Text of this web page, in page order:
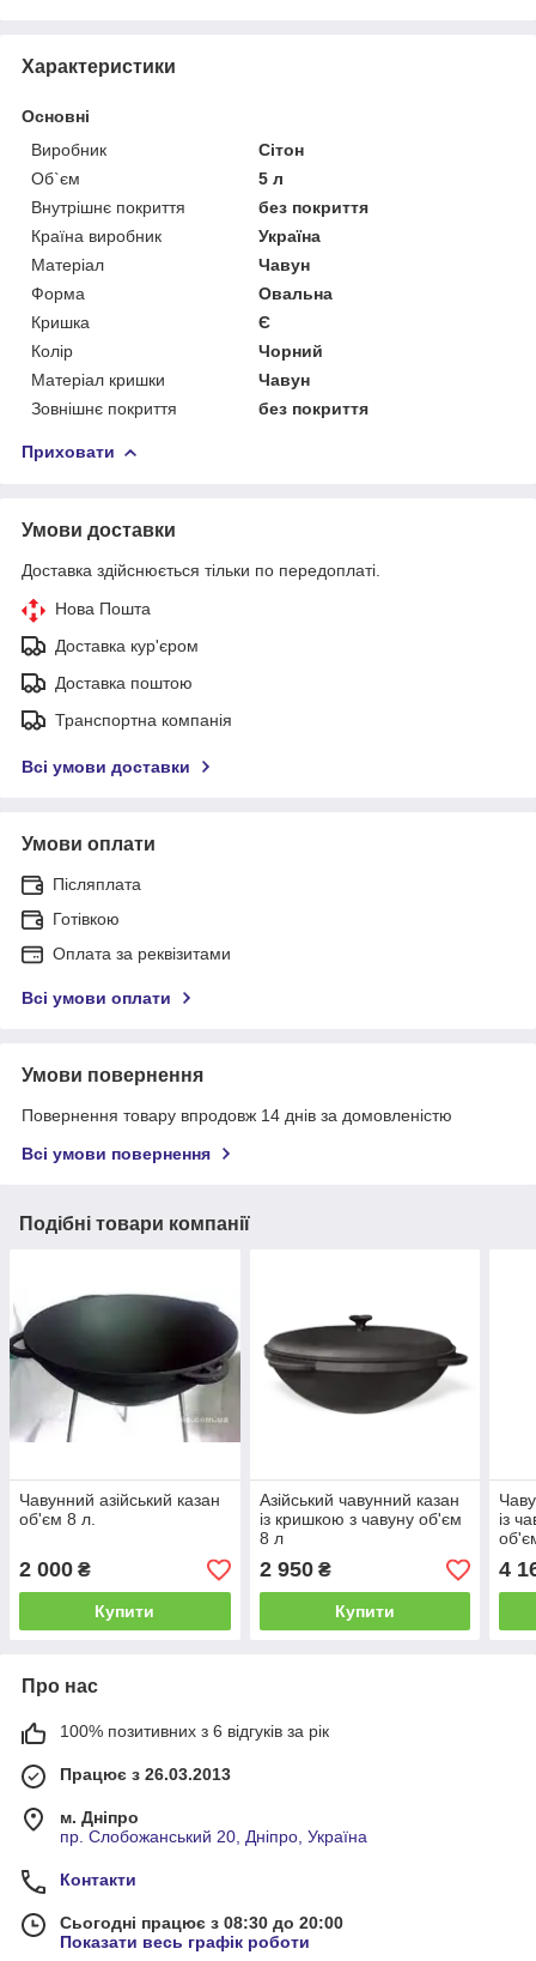
Характеристики
Основні
Виробник
Сітон
Об`єм
5 л
Внутрішнє покриття
без покриття
Країна виробник
Україна
Матеріал
Чавун
Форма
Овальна
Кришка
Є
Колір
Чорний
Матеріал кришки
Чавун
Зовнішнє покриття
без покриття
Приховати
Умови доставки
Доставка здійснюється тільки по передоплаті.
Нова Пошта
Доставка кур'єром
Доставка поштою
Транспортна компанія
Всі умови доставки
Умови оплати
Післяплата
Готівкою
Оплата за реквізитами
Всі умови оплати
Умови повернення
Повернення товару впродовж 14 днів за домовленістю
Всі умови повернення
Подібні товари компанії
Чавунний азійський казан
об'єм 8 л.
2 000 ₴
Купити
Азійський чавунний казан
із кришкою з чавуну об'єм
8 л
2 950₴
Купити
із
4
Про нас
100% позитивних з 6 відгуків за рік
Працює з 26.03.2013
м. Дніпро
пр. Слобожанський 20, Дніпро, Україна
Контакти
Сьогодні працює з 08:30 до 20:00
Показати весь графік роботи